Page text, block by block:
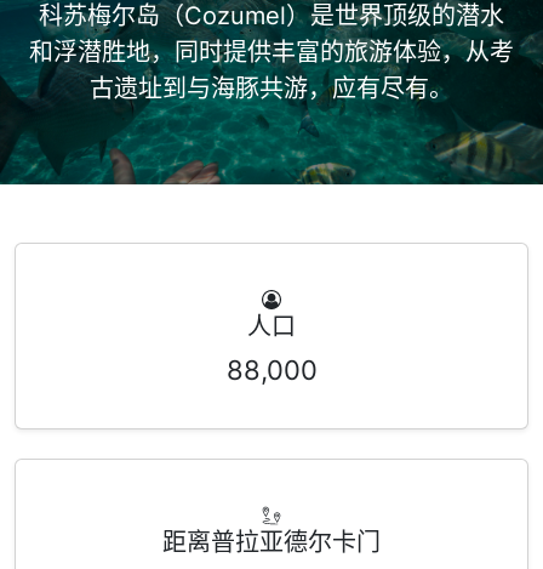
科苏梅尔岛（Cozumel）是世界顶级的潜水
和浮潜胜地，同时提供丰富的旅游体验，从考
古遗址到与海豚共游，应有尽有。
人口
88,000
距离普拉亚德尔卡门